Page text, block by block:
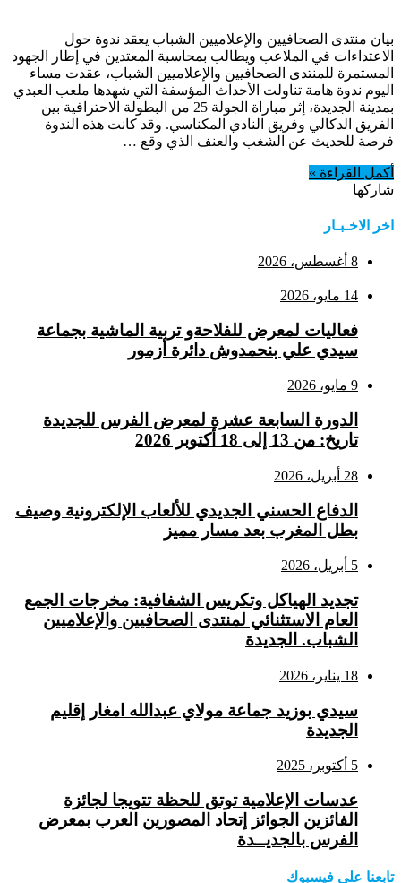
بيان منتدى الصحافيين والإعلاميين الشباب يعقد ندوة حول
الاعتداءات في الملاعب ويطالب بمحاسبة المعتدين في إطار الجهود
المستمرة للمنتدى الصحافيين والإعلاميين الشباب، عقدت مساء
اليوم ندوة هامة تناولت الأحداث المؤسفة التي شهدها ملعب العبدي
بمدينة الجديدة، إثر مباراة الجولة 25 من البطولة الاحترافية بين
الفريق الدكالي وفريق النادي المكناسي. وقد كانت هذه الندوة
فرصة للحديث عن الشغب والعنف الذي وقع …
أكمل القراءة »
شاركها
اخر الاخـبـار
8 أغسطس، 2026
14 مايو، 2026
فعاليات لمعرض للفلاحةو تربية الماشية بجماعة
سيدي علي بنحمدوش دائرة أزمور
9 مايو، 2026
الدورة السابعة عشرة لمعرض الفرس للجديدة
تاريخ: من 13 إلى 18 أكتوبر 2026
28 أبريل، 2026
الدفاع الحسني الجديدي للألعاب الإلكترونية وصيف
بطل المغرب بعد مسار مميز
5 أبريل، 2026
تجديد الهياكل وتكريس الشفافية: مخرجات الجمع
العام الاستثنائي لمنتدى الصحافيين والإعلاميين
الشباب. الجديدة
18 يناير، 2026
سيدي بوزيد جماعة مولاي عبدالله امغار إقليم
الجديدة
5 أكتوبر، 2025
عدسات الإعلامية توتق للحظة تتويجا لجائزة
الفائزين الجوائز إتحاد المصورين العرب بمعرض
الفرس بالجديــدة
تابعنا على فيسبوك